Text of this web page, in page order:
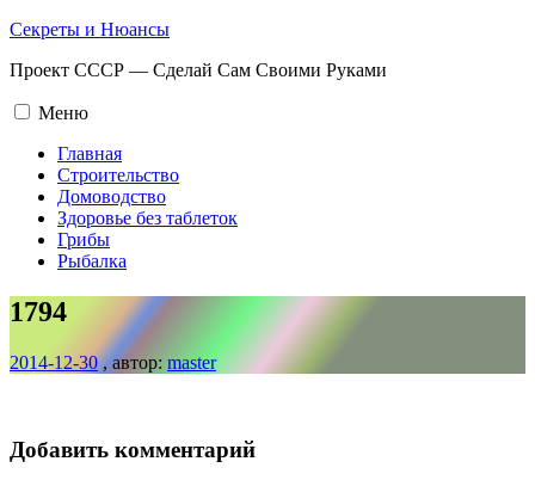
Промотать
содержимому.
Секреты и Нюансы
Проект СССР — Сделай Сам Своими Руками
Меню
Главная
Строительство
Домоводство
Здоровье без таблеток
Грибы
Рыбалка
1794
2014-12-30 , автор: master
Добавить комментарий